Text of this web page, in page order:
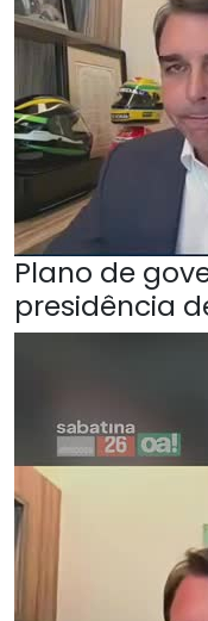
Plano de
presidência